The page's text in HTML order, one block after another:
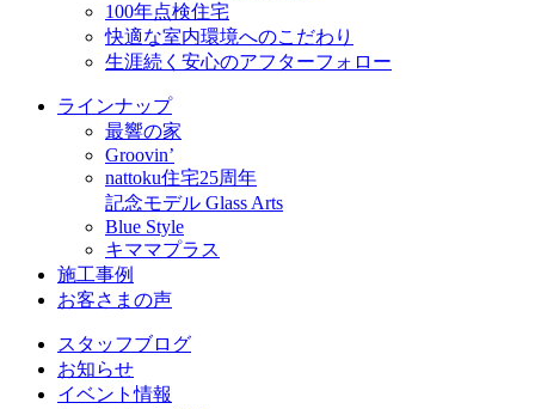
100年点検住宅
快適な室内環境へのこだわり
生涯続く安心のアフターフォロー
ラインナップ
最響の家
Groovin’
nattoku住宅25周年
記念モデル Glass Arts
Blue Style
キママプラス
施工事例
お客さまの声
スタッフブログ
お知らせ
イベント情報